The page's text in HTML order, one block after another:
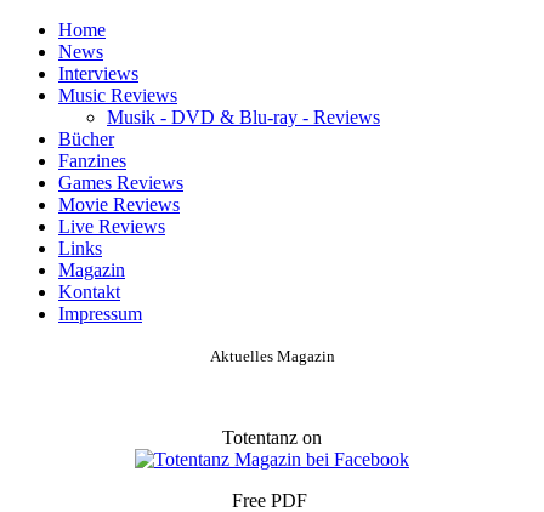
Home
News
Interviews
Music Reviews
Musik - DVD & Blu-ray - Reviews
Bücher
Fanzines
Games Reviews
Movie Reviews
Live Reviews
Links
Magazin
Kontakt
Impressum
Aktuelles Magazin
Totentanz on
Free PDF